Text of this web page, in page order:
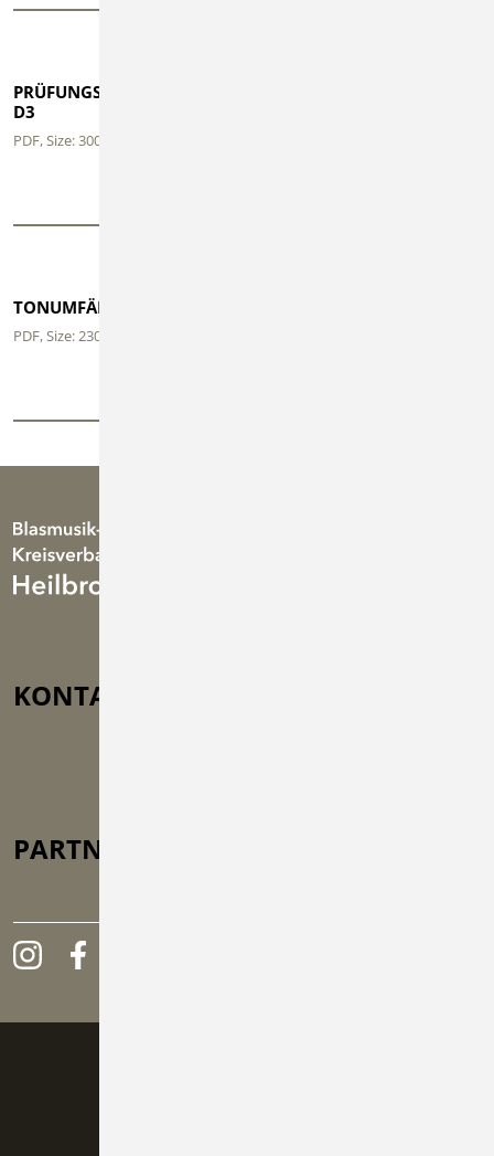
PRÜFUNGSANFORDERUNGEN
D3
PDF, Size: 300 KB
TONUMFÄNGE D-LEHRGÄNGE
PDF, Size: 230 KB
KONTAKT
PARTNER